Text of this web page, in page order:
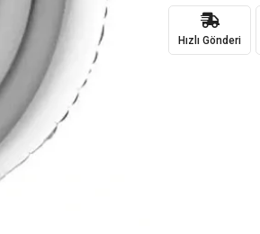
Hızlı Gönderi